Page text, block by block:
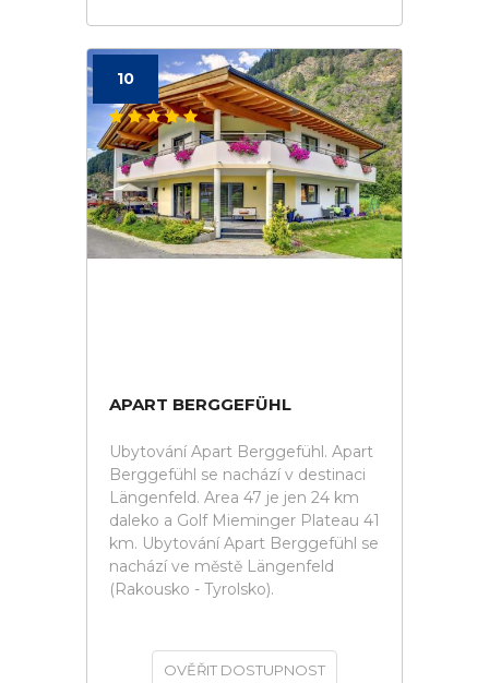
10
APART BERGGEFÜHL
Ubytování Apart Berggefühl. Apart
Berggefühl se nachází v destinaci
Längenfeld. Area 47 je jen 24 km
daleko a Golf Mieminger Plateau 41
km. Ubytování Apart Berggefühl se
nachází ve městě Längenfeld
(Rakousko - Tyrolsko).
OVĚŘIT DOSTUPNOST